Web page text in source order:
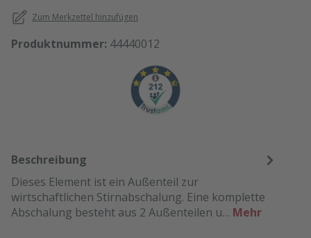
Zum Merkzettel hinzufügen
Produktnummer: 44440012
Beschreibung
Dieses Element ist ein Außenteil zur
wirtschaftlichen Stirnabschalung. Eine komplette
Abschalung besteht aus 2 Außenteilen u… Mehr